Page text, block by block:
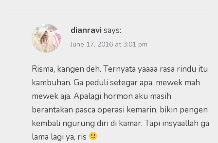
dianravisays:
June 17, 2016 at 3:01 pm
Risma, kangen deh. Ternyata yaaaa rasa rindu itu
kambuhan. Ga peduli setegar apa, mewek mah
mewek aja. Apalagi hormon aku masih
berantakan pasca operasi kemarin, bikin pengen
kembali ngurung diri di kamar. Tapi insyaallah ga
lama lagi ya, ris